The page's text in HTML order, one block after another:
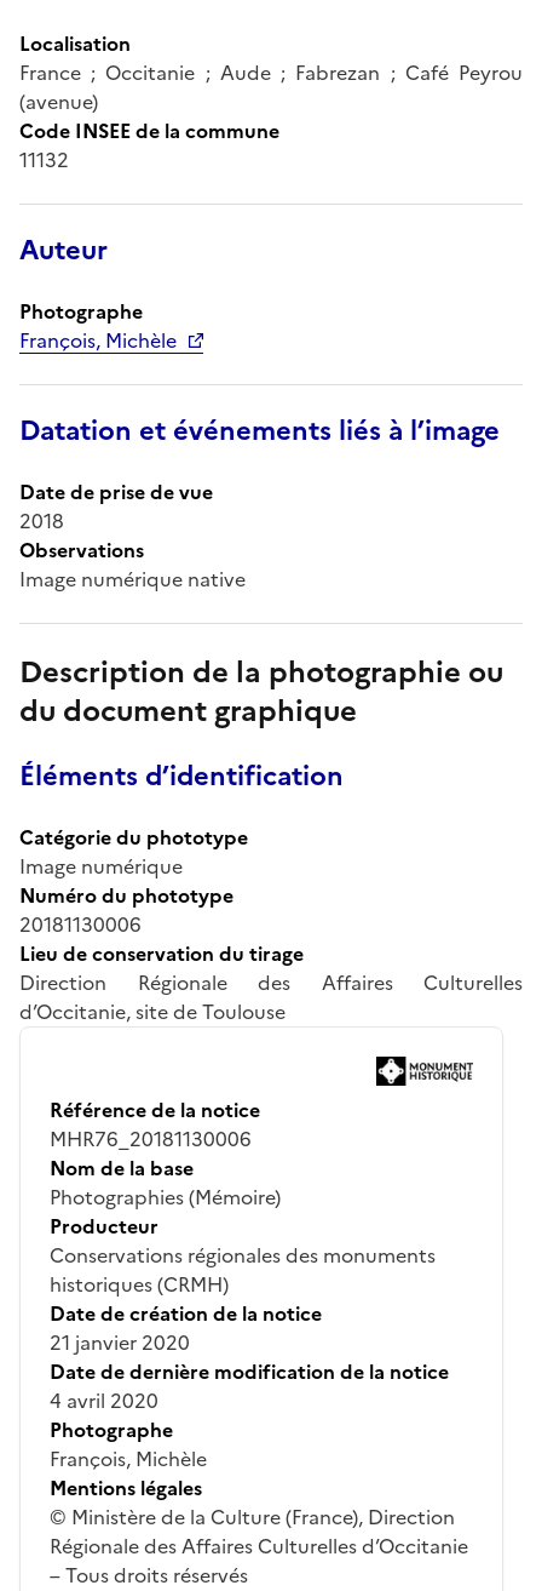
Localisation
France ; Occitanie ; Aude ; Fabrezan ; Café Peyrou
(avenue)
Code INSEE de la commune
11132
Auteur
Photographe
François, Michèle
Datation et événements liés à l’image
Date de prise de vue
2018
Observations
Image numérique native
Description de la photographie ou
du document graphique
Éléments d’identification
Catégorie du phototype
Image numérique
Numéro du phototype
20181130006
Lieu de conservation du tirage
Direction Régionale des Affaires Culturelles
d’Occitanie, site de Toulouse
Référence de la notice
MHR76_20181130006
Nom de la base
Photographies (Mémoire)
Producteur
Conservations régionales des monuments
historiques (CRMH)
Date de création de la notice
21 janvier 2020
Date de dernière modification de la notice
4 avril 2020
Photographe
François, Michèle
Mentions légales
© Ministère de la Culture (France), Direction
Régionale des Affaires Culturelles d’Occitanie
– Tous droits réservés